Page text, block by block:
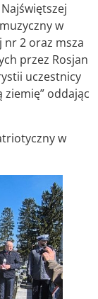
w
nr 2 oraz msza
przez Rosjan
uczestnicy
ziemię” oddając
w